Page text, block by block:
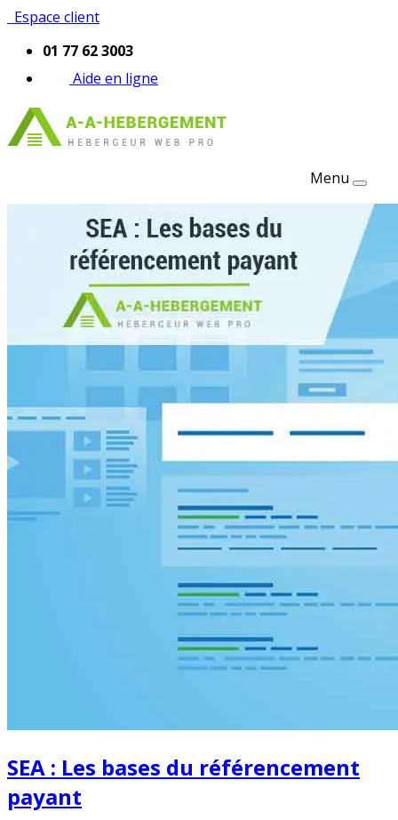
Espace client
01 77 62 3003
Aide en ligne
Menu
SEA : Les bases du référencement
payant